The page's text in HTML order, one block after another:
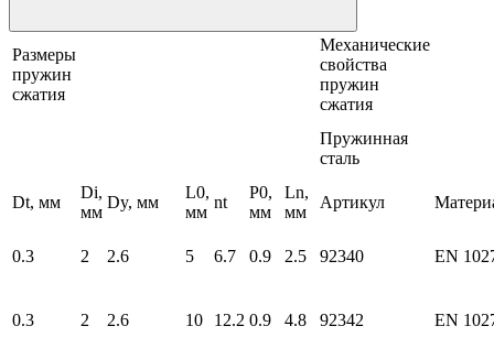
Размеры
пружин
сжатия
Механические
свойства
пружин
сжатия
Пружинная
сталь
Dt, мм
Di,
мм
Dy, мм
L0,
мм
nt
P0,
мм
Ln,
мм
Артикул
0.3 2 2.6 5 6.7 0.9 2.5 92340 EN
0.3 2 2.6 10 12.2 0.9 4.8 92342 EN